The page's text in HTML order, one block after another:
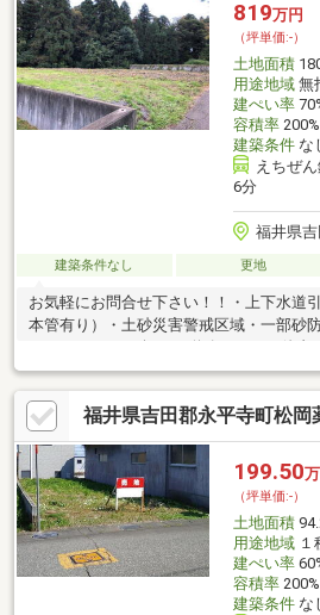
819万円
（坪単価:-）
土地面積
用途地域無
建ぺい率
容積率200%
建築条件な
えちぜ
6分
福井県
建築条件なし 更地
お気軽にお問合せ下さい！！・上下水道
本管有り）・土砂災害警戒区域・一部砂
福井県吉田郡永平寺町松岡
199.50
（坪単価:-）
土地面積
用途地域１
建ぺい率
容積率200%
建築条件な